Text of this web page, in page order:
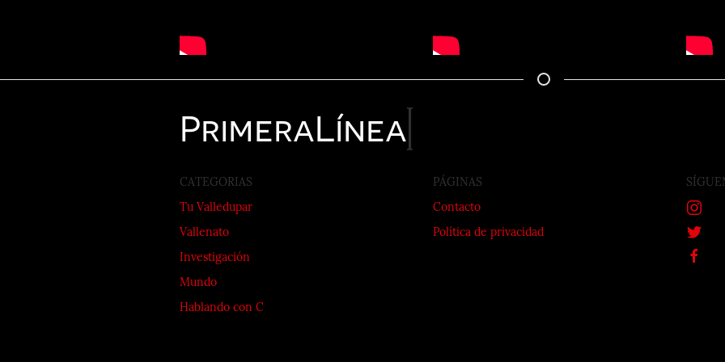
PrimeraLínea
CATEGORIAS
Tu Valledupar
Vallenato
Investigación
Mundo
Hablando con C
PÁGINAS
Contacto
Política de privacidad